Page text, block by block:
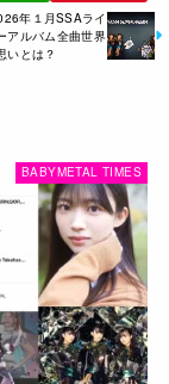
年１月SSAライ
アルバム全曲世界
いとは？
BABYMETAL TIMES